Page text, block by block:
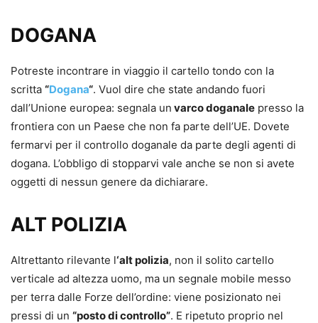
DOGANA
Potreste incontrare in viaggio il cartello tondo con la
scritta “Dogana“. Vuol dire che state andando fuori
dall’Unione europea: segnala un varco doganale presso la
frontiera con un Paese che non fa parte dell’UE. Dovete
fermarvi per il controllo doganale da parte degli agenti di
dogana. L’obbligo di stopparvi vale anche se non si avete
oggetti di nessun genere da dichiarare.
ALT POLIZIA
Altrettanto rilevante l‘alt polizia, non il solito cartello
verticale ad altezza uomo, ma un segnale mobile messo
per terra dalle Forze dell’ordine: viene posizionato nei
pressi di un “posto di controllo”. E ripetuto proprio nel